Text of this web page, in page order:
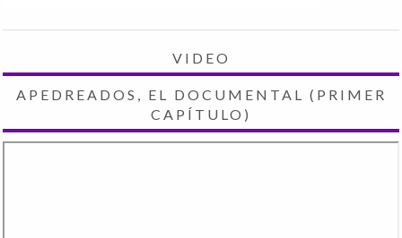
VIDEO
APEDREADOS, EL DOCUMENTAL (PRIMER
CAPÍTULO)